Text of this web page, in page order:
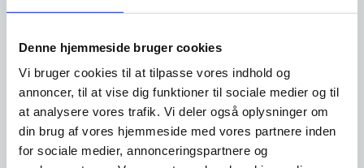
Denne hjemmeside bruger cookies
Vi bruger cookies til at tilpasse vores indhold og
annoncer, til at vise dig funktioner til sociale medier og til
at analysere vores trafik. Vi deler også oplysninger om
din brug af vores hjemmeside med vores partnere inden
for sociale medier, annonceringspartnere og
Vi er gift og ønsker at blive separeret
Vi er gift og ønsker at blive separeret
En separation er en slags prøveperiode, hvor I
skal finde ud af, om I ønsker at genoptage